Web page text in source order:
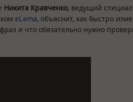
Никита Кравченко, ведущий
eLama, объяснит, как быстро
и что обязательно нужно